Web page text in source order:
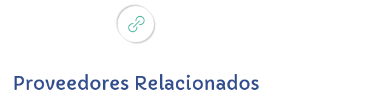
Proveedores Relacionados